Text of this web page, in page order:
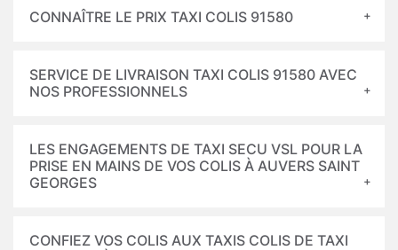
CONNAÎTRE LE PRIX TAXI COLIS 91580
SERVICE DE LIVRAISON TAXI COLIS 91580 AVEC
NOS PROFESSIONNELS
LES ENGAGEMENTS DE TAXI SECU VSL POUR LA
PRISE EN MAINS DE VOS COLIS À AUVERS SAINT
GEORGES
CONFIEZ VOS COLIS AUX TAXIS COLIS DE TAXI